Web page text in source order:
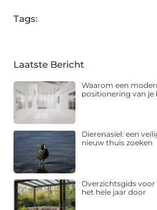
Tags:
Laatste Bericht
Waarom een
positionering van je
Dierenasiel: een
nieuw thuis zoeken
Overzichtsgids
het hele jaar door